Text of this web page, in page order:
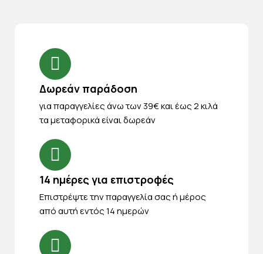
Δωρεάν παράδοση
για παραγγελίες άνω των 39€ και έως 2 κιλά
τα μεταφορικά είναι δωρεάν
14 ημέρες για επιστροφές
Eπιστρέψτε την παραγγελία σας ή μέρος
από αυτή εντός 14 ημερών